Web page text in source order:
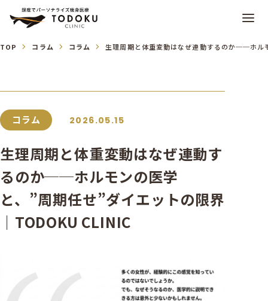
TOP コラム コラム 生理周期と体重変動はなぜ連動するのか──ホル
コラム 2026.05.15
生理周期と体重変動はなぜ連動す
るのか──ホルモンの医学
と、”周期任せ”ダイエットの限界
｜TODOKU CLINIC